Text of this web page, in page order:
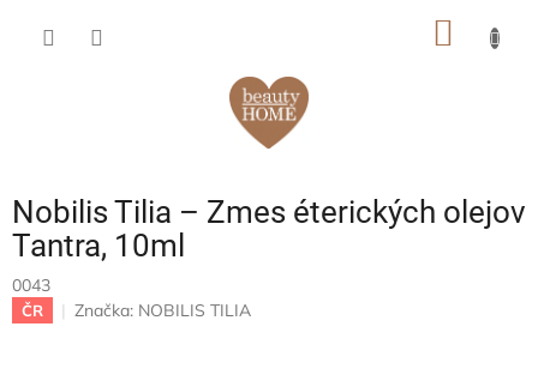
Nobilis Tilia – Zmes éterických olejov
Tantra, 10ml
0043
ČR Značka: NOBILIS TILIA